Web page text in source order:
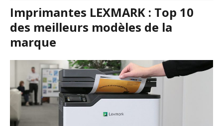
Imprimantes LEXMARK : Top 10
des meilleurs modèles de la
marque